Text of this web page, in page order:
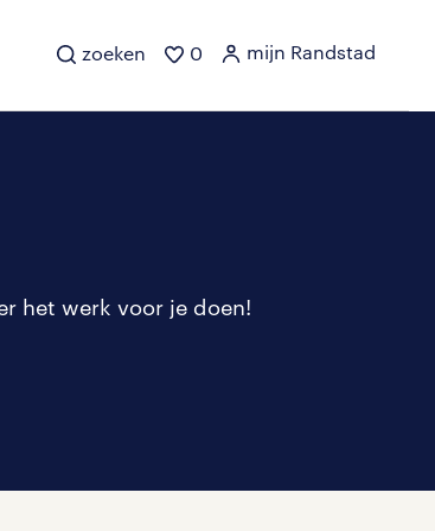
zoeken 0 mijn Randstad
het werk voor je doen!